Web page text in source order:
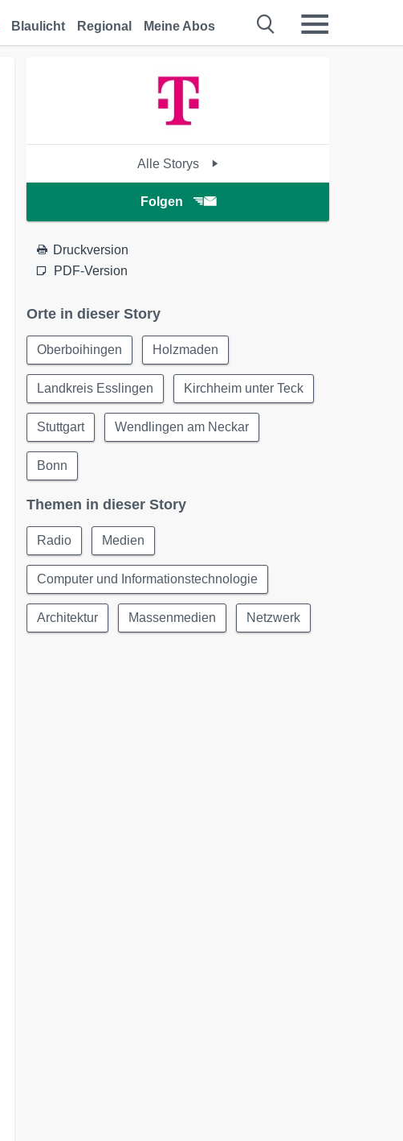
Blaulicht Regional Meine Abos
Alle Storys
Folgen
Druckversion
PDF-Version
Orte in dieser Story
Oberboihingen Holzmaden
Landkreis Esslingen Kirchheim unter Teck
Stuttgart Wendlingen am Neckar
Bonn
Themen in dieser Story
Radio Medien
Computer und Informationstechnologie
Architektur Massenmedien Netzwerk